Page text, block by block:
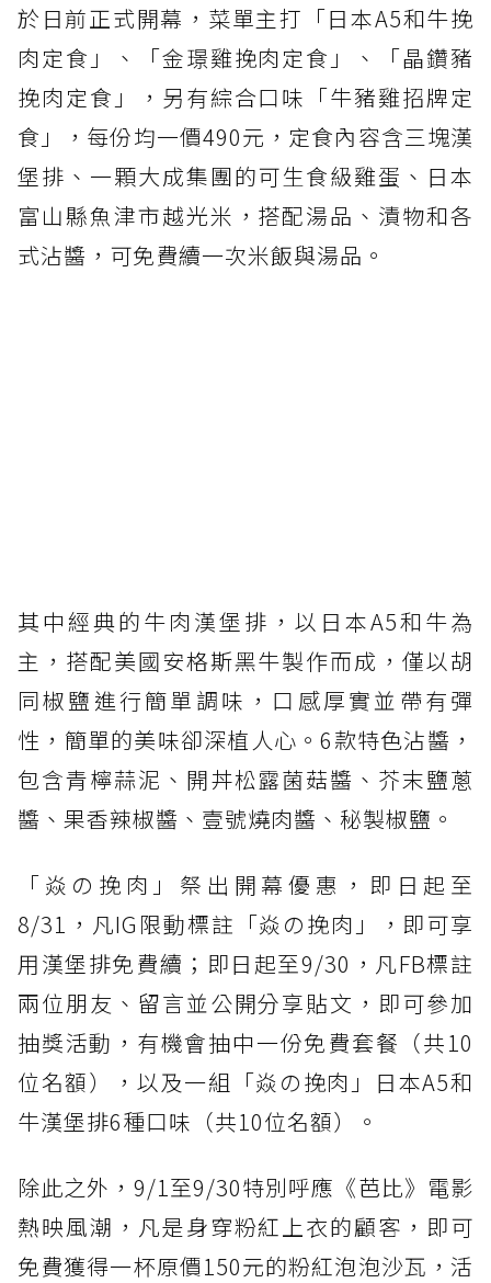
於日前正式開幕，菜單主打「日本A5和牛挽
肉定食」、「金璟雞挽肉定食」、「晶鑽豬
挽肉定食」，另有綜合口味「牛豬雞招牌定
食」，每份均一價490元，定食內容含三塊漢
堡排、一顆大成集團的可生食級雞蛋、日本
富山縣魚津市越光米，搭配湯品、漬物和各
式沾醬，可免費續一次米飯與湯品。
其中經典的牛肉漢堡排，以日本A5和牛為
主，搭配美國安格斯黑牛製作而成，僅以胡
同椒鹽進行簡單調味，口感厚實並帶有彈
性，簡單的美味卻深植人心。6款特色沾醬，
包含青檸蒜泥、開丼松露菌菇醬、芥末鹽蔥
醬、果香辣椒醬、壹號燒肉醬、秘製椒鹽。
「焱の挽肉」祭出開幕優惠，即日起至
8/31，凡IG限動標註「焱の挽肉」，即可享
用漢堡排免費續；即日起至9/30，凡FB標註
兩位朋友、留言並公開分享貼文，即可參加
抽獎活動，有機會抽中一份免費套餐（共10
位名額），以及一組「焱の挽肉」日本A5和
牛漢堡排6種口味（共10位名額）。
除此之外，9/1至9/30特別呼應《芭比》電影
熱映風潮，凡是身穿粉紅上衣的顧客，即可
免費獲得一杯原價150元的粉紅泡泡沙瓦，活